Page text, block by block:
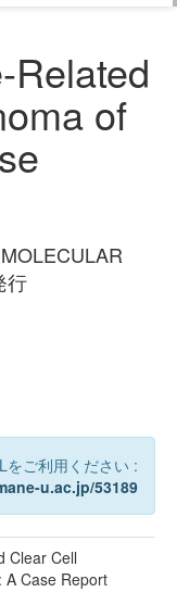
Related
of
行
をご利用ください :
u.ac.jp/53189
Clear Cell
A Case Report